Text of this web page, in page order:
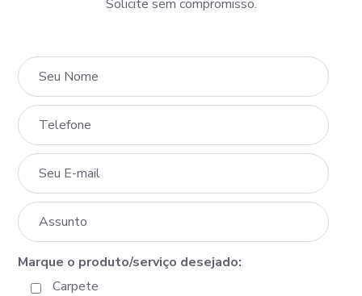
Solicite sem compromisso.
Marque o produto/serviço desejado:
Carpete